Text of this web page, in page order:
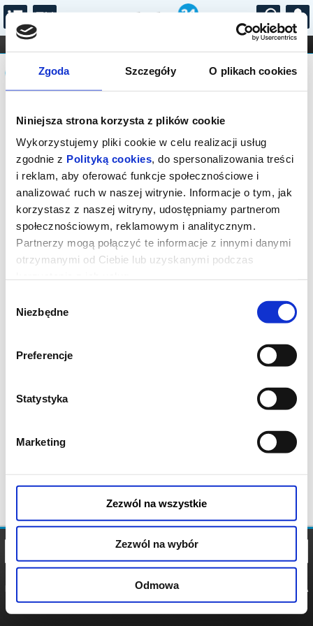
Zgoda Szczegóły O plikach cookies
Niniejsza strona korzysta z plików cookie
Wykorzystujemy pliki cookie w celu realizacji usług
zgodnie z Polityką cookies, do spersonalizowania treści
i reklam, aby oferować funkcje społecznościowe i
analizować ruch w naszej witrynie. Informacje o tym, jak
korzystasz z naszej witryny, udostępniamy partnerom
społecznościowym, reklamowym i analitycznym.
Partnerzy mogą połączyć te informacje z innymi danymi
otrzymanymi od Ciebie lub uzyskanymi podczas
zgody
Niezbędne
Preferencje
Statystyka
Marketing
Zezwól na wszystkie
Zezwól na wybór
Odmowa
...
FILHARMONIA OPERA I BALET
STAND-UP
DLA DZIECI
Komunikat
Sprzedaż on-line została zakończona,
sprawdź dostępność biletów w kasie.
POLITYKA
POLITYKA